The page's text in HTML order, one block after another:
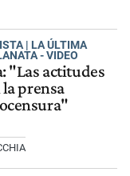
| LA ÚLTIMA
- VIDEO
"Las actitudes
prensa